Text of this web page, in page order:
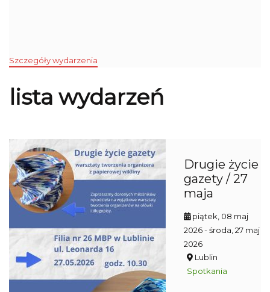
Szczegóły wydarzenia
lista wydarzeń
Drugie życie
gazety / 27
maja
piątek, 08 maj
2026- środa, 27 maj
2026
Lublin
Spotkania